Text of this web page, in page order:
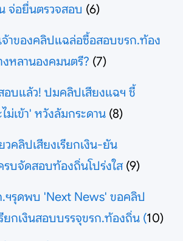
จ่อยื่นตรวจสอบ (6)
จ้าของคลิปแฉล่อซื้อสอบขรก.ท้อง
หลานองคมนตรี? (7)
อบแล้ว! ปมคลิปเสียงแฉฯ ชี้
ไม่เข้า' หวังล้มกระดาน (8)
วคลิปเสียงเรียกเงิน-ยัน
บจัดสอบท้องถิ่นโปร่งใส(9)
ฯรุดพบ 'Next News' ขอคลิป
ยกเงินสอบบรรจุขรก.ท้องถิ่น (10)